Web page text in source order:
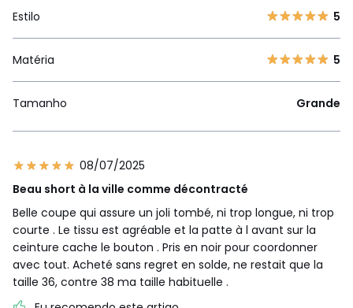
Estilo 5
Matéria 5
Tamanho Grande
08/07/2025
Beau short à la ville comme décontracté
Belle coupe qui assure un joli tombé, ni trop longue, ni trop
courte . Le tissu est agréable et la patte à l avant sur la
ceinture cache le bouton . Pris en noir pour coordonner
avec tout. Acheté sans regret en solde, ne restait que la
taille 36, contre 38 ma taille habituelle .